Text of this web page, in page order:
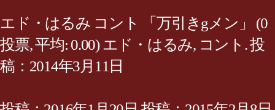
エド・はるみ コント 「万引きgメン」 (0
投票, 平均: 0.00) エド・はるみ, コント. 投
稿：2014年3月11日